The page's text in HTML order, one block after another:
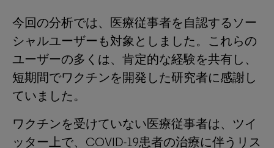
今回の分析では、医療従事者を自認するソー
シャルユーザーも対象としました。これらの
ユーザーの多くは、肯定的な経験を共有し、
短期間でワクチンを開発した研究者に感謝し
ていました。
ワクチンを受けていない医療従事者は、ツイ
ッター上で、COVID-19患者の治療に伴うリス